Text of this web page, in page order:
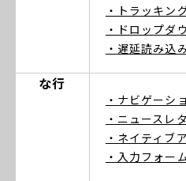
・トラッキン
・ドロップダ
・遅延読み込
な行
・ナビゲーシ
・ニュースレ
・ネイティブ
・入力フォー